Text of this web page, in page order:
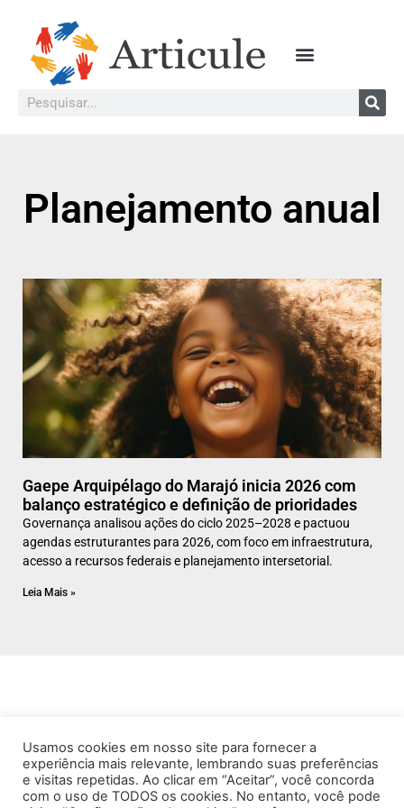
Planejamento anual
Gaepe Arquipélago do Marajó inicia 2026 com
balanço estratégico e definição de prioridades
Governança analisou ações do ciclo 2025–2028 e pactuou
agendas estruturantes para 2026, com foco em infraestrutura,
acesso a recursos federais e planejamento intersetorial.
Leia Mais »
Usamos cookies em nosso site para fornecer a
experiência mais relevante, lembrando suas preferências
e visitas repetidas. Ao clicar em “Aceitar”, você concorda
com o uso de TODOS os cookies. No entanto, você pode